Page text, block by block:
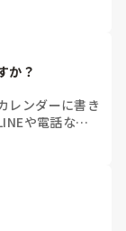
か？
レンダーに書き
や電話など